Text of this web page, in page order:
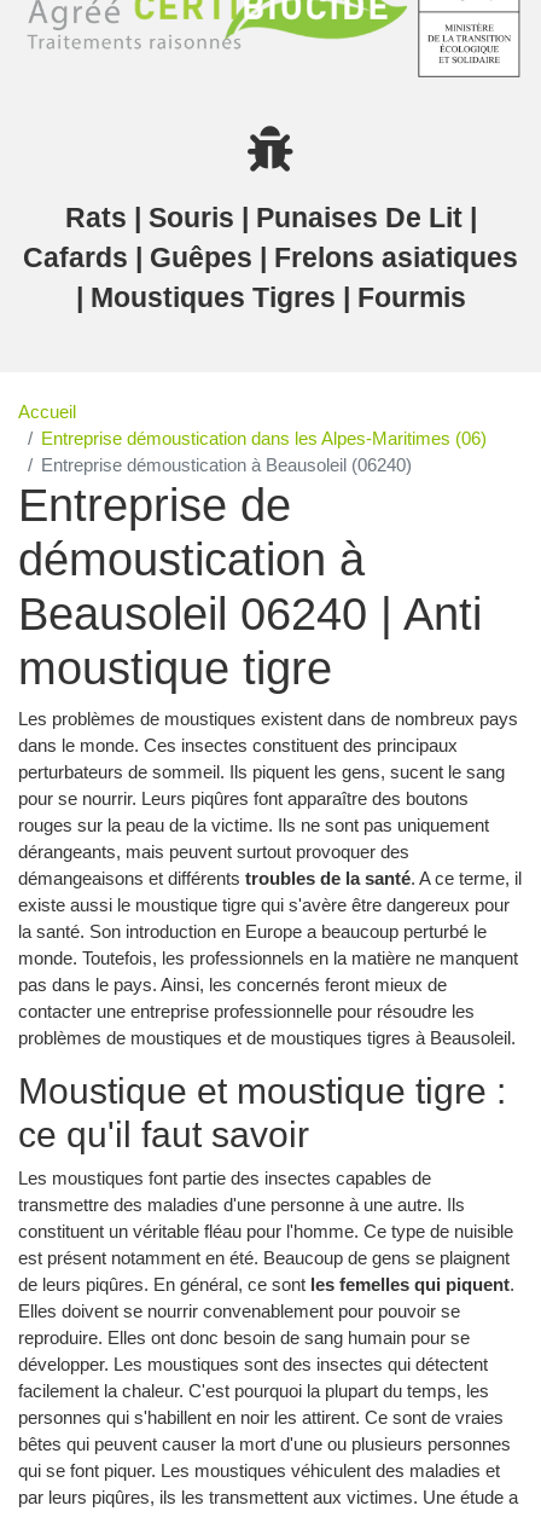
Rats | Souris | Punaises De Lit |
Cafards | Guêpes | Frelons asiatiques
| Moustiques Tigres | Fourmis
Accueil
Entreprise démoustication dans les Alpes-Maritimes (06)
Entreprise démoustication à Beausoleil (06240)
Entreprise de
démoustication à
Beausoleil 06240 | Anti
moustique tigre
Les problèmes de moustiques existent dans de nombreux pays
dans le monde. Ces insectes constituent des principaux
perturbateurs de sommeil. Ils piquent les gens, sucent le sang
pour se nourrir. Leurs piqûres font apparaître des boutons
rouges sur la peau de la victime. Ils ne sont pas uniquement
dérangeants, mais peuvent surtout provoquer des
démangeaisons et différents troubles de la santé. A ce terme, il
existe aussi le moustique tigre qui s'avère être dangereux pour
la santé. Son introduction en Europe a beaucoup perturbé le
monde. Toutefois, les professionnels en la matière ne manquent
pas dans le pays. Ainsi, les concernés feront mieux de
contacter une entreprise professionnelle pour résoudre les
problèmes de moustiques et de moustiques tigres à Beausoleil.
Moustique et moustique tigre :
ce qu'il faut savoir
Les moustiques font partie des insectes capables de
transmettre des maladies d'une personne à une autre. Ils
constituent un véritable fléau pour l'homme. Ce type de nuisible
est présent notamment en été. Beaucoup de gens se plaignent
de leurs piqûres. En général, ce sont les femelles qui piquent.
Elles doivent se nourrir convenablement pour pouvoir se
reproduire. Elles ont donc besoin de sang humain pour se
développer. Les moustiques sont des insectes qui détectent
facilement la chaleur. C'est pourquoi la plupart du temps, les
personnes qui s'habillent en noir les attirent. Ce sont de vraies
bêtes qui peuvent causer la mort d'une ou plusieurs personnes
qui se font piquer. Les moustiques véhiculent des maladies et
par leurs piqûres, ils les transmettent aux victimes. Une étude a